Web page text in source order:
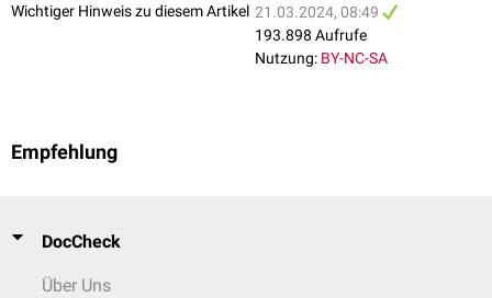
Wichtiger Hinweis zu diesem Artikel 21.03.2024, 08:49
193.898 Aufrufe
Nutzung: BY-NC-SA
Empfehlung
DocCheck
Über Uns